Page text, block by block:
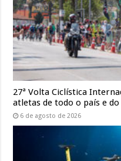
27ª Volta Ciclística
atletas de todo o país e
6 de agosto de 2026